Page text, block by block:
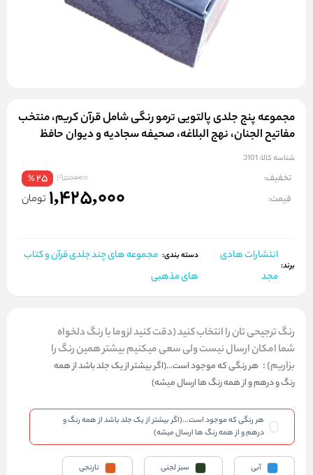
مجموعه پنج جلدی پالتویی ترمو رنگی شامل قرآن کریم، منتخب
مفاتیح الجنان، نهج البلاغه، صحیفه سجادیه و دیوان حافظ
شناسه کالا: 3101
تخفیف: 1900000
25
%
قیمت: 1,425,000 تومان
برند:
انتشارات هادی
مجد
دسته بندی: مجموعه های چند جلدی قرآن و کتاب
های مذهبی
رنگ ترجیحی تان را انتخاب کنید (دقت کنید لزوما با رنگ دلخواه
شما امکان ارسال نیست ولی سعی میکنیم بیشتر همین رنگ را
بزاریم): هر رنگی که موجود است...(اگر بیشتر از یک جلد باشد از همه
رنگ و درهم و از همه رنگ ها ارسال میشه)
هر رنگی که موجود است...(اگر بیشتر از یک جلد باشد از همه رنگ و
درهم و از همه رنگ ها ارسال میشه)
آبی سبز لجنی نارنجی